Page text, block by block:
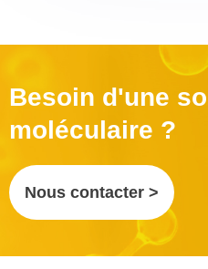
Besoin d'une
moléculaire ?
Nous contacter >